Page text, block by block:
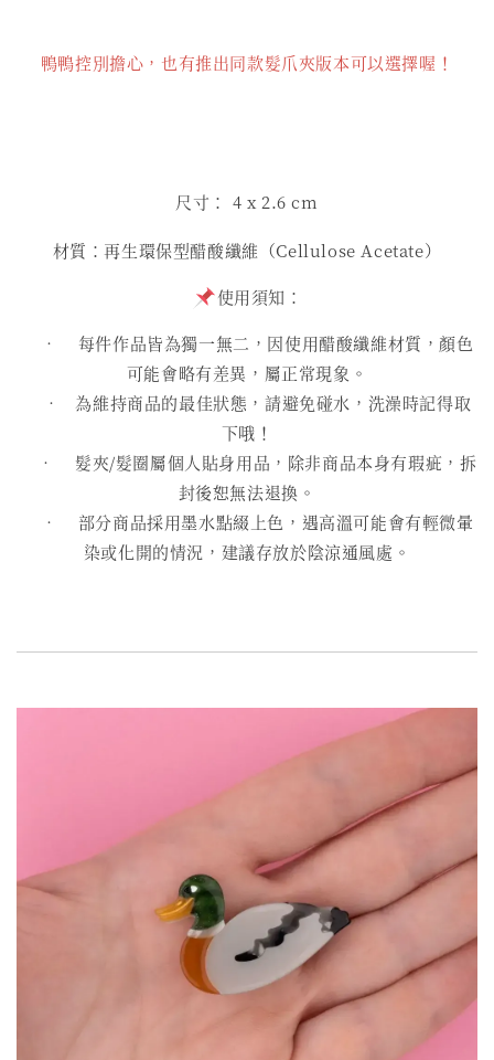
鴨鴨控別擔心，也有推出同款髮爪夾版本可以選擇喔！
尺寸： 4 x 2.6 cm
材質：再生環保型醋酸纖維（Cellulose Acetate）
使用須知：
• 每件作品皆為獨一無二，因使用醋酸纖維材質，顏色
可能會略有差異，屬正常現象。
• 為維持商品的最佳狀態，請避免碰水，洗澡時記得取
下哦！
• 髮夾/髮圈屬個人貼身用品，除非商品本身有瑕疵，拆
封後恕無法退換。
• 部分商品採用墨水點綴上色，遇高溫可能會有輕微暈
染或化開的情況，建議存放於陰涼通風處。